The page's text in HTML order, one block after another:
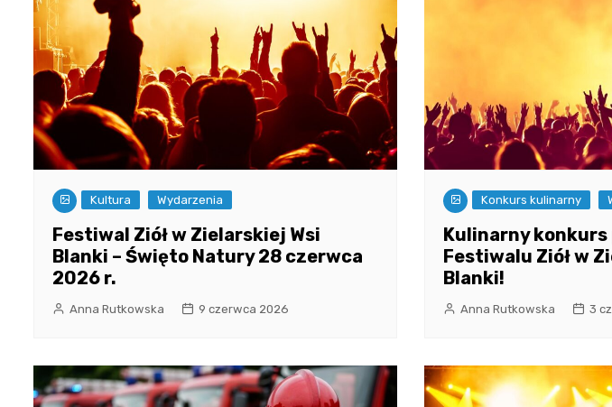
Kultura Wydarzenia
Festiwal Ziół w Zielarskiej Wsi
Blanki – Święto Natury 28 czerwca
2026 r.
Anna Rutkowska 9 czerwca 2026
Konkurs kulinarny
Kulinarny konkurs
Festiwalu Ziół w
Blanki!
Anna Rutkowska 3